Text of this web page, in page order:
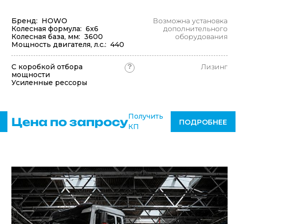
Бренд: HOWO
Колесная формула: 6x6
Колесная база, мм: 3600
Мощность двигателя, л.с.: 440
Возможна установка
дополнительного
оборудования
С коробкой отбора
мощности
Усиленные рессоры
? Лизинг
Цена по запросуПолучить
КП
ПОДРОБНЕЕ